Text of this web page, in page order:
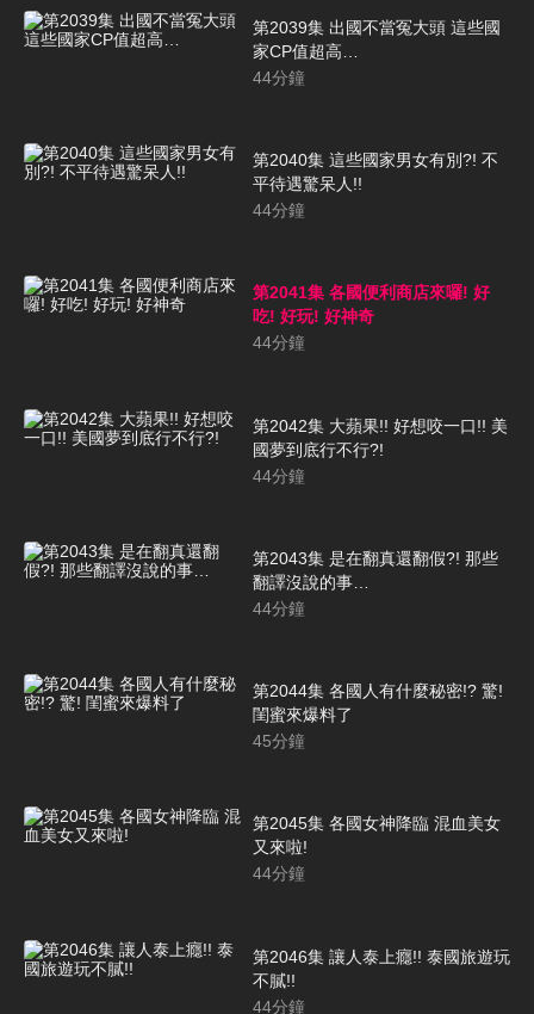
第2039集 出國不當冤大頭 這些國
家CP值超高…
44分鐘
第2040集 這些國家男女有別?! 不
平待遇驚呆人!!
44分鐘
第2041集 各國便利商店來囉! 好
吃! 好玩! 好神奇
44分鐘
第2042集 大蘋果!! 好想咬一口!! 美
國夢到底行不行?!
44分鐘
第2043集 是在翻真還翻假?! 那些
翻譯沒說的事…
44分鐘
第2044集 各國人有什麼秘密!? 驚!
閨蜜來爆料了
45分鐘
第2045集 各國女神降臨 混血美女
又來啦!
44分鐘
第2046集 讓人泰上癮!! 泰國旅遊玩
不膩!!
44分鐘